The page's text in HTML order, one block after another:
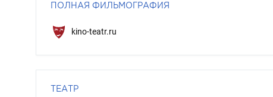
ПОЛНАЯ ФИЛЬМОГРАФИЯ
kino-teatr.ru
ТЕАТР